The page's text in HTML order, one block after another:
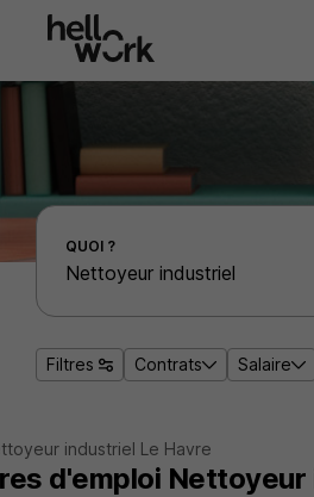
par localité
QUOI ?
Filtres Contrats Salaire
industriel Le Havre
d'emploi Nettoyeur